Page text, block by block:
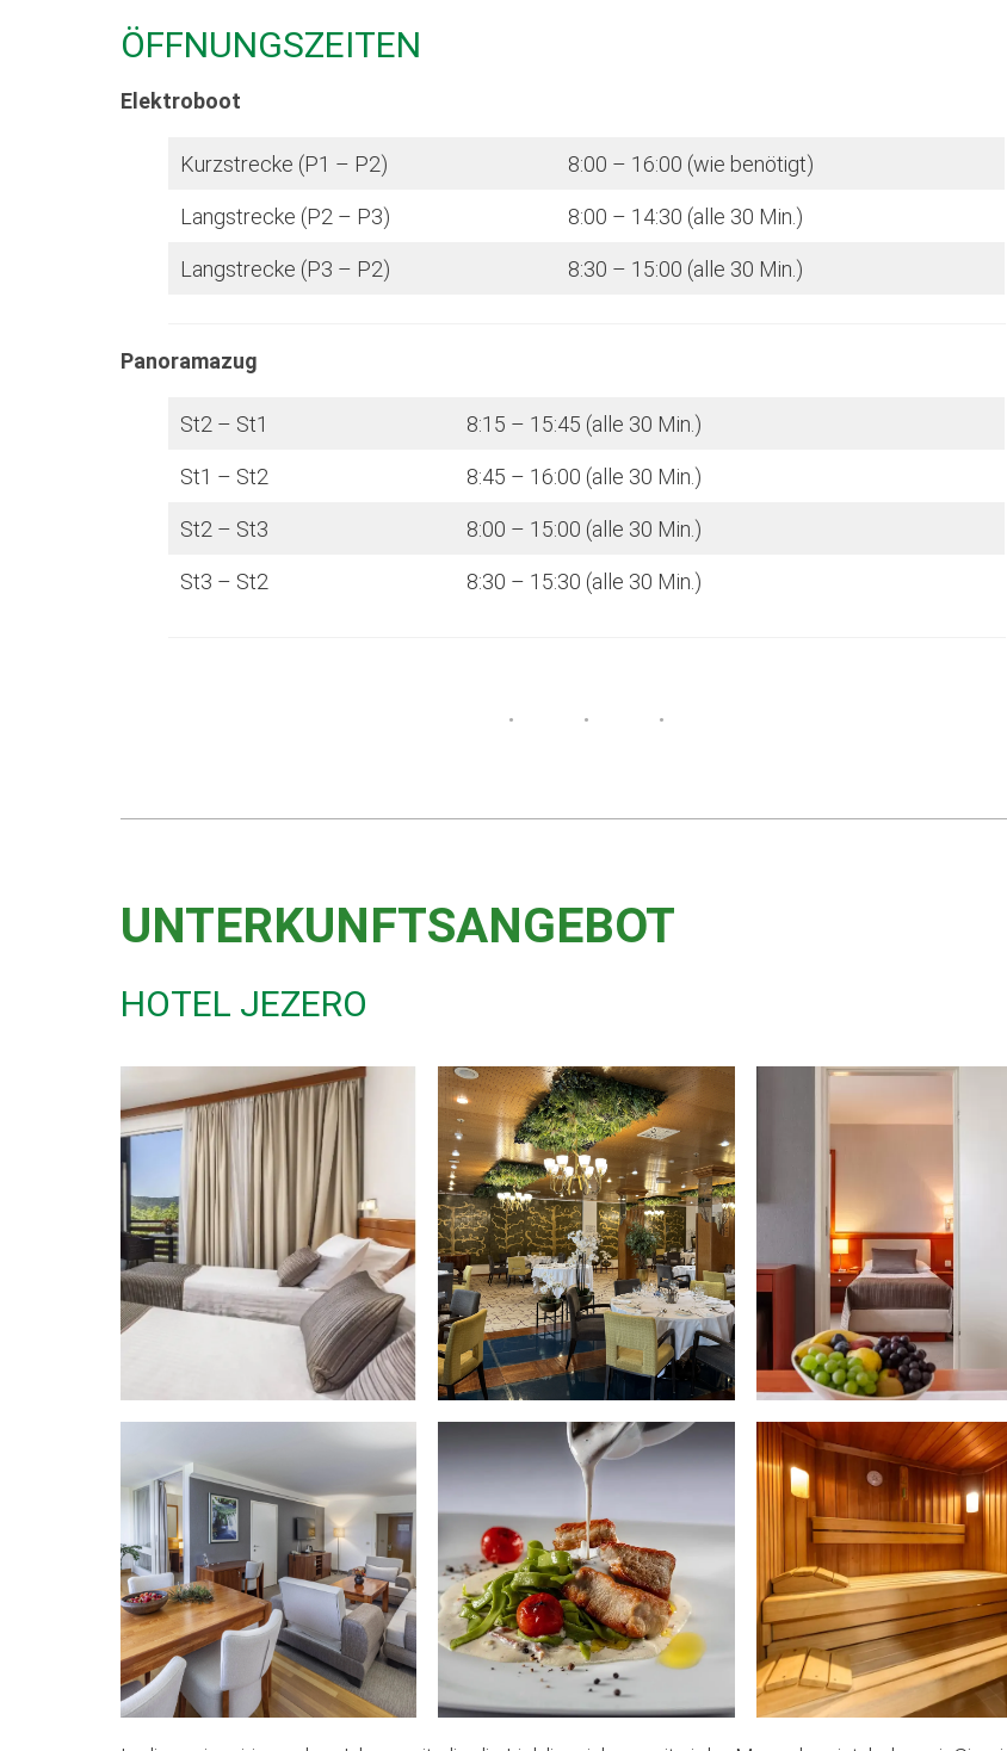
ÖFFNUNGSZEITEN
Elektroboot
Kurzstrecke (P1 – P2) 8:00 – 16:00 (wie benötigt)
Langstrecke (P2 – P3) 8:00 – 14:30 (alle 30 Min.)
Langstrecke (P3 – P2) 8:30 – 15:00 (alle 30 Min.)
Panoramazug
St2 – St1 8:15 – 15:45 (alle 30 Min.)
St1 – St2 8:45 – 16:00 (alle 30 Min.)
St2 – St3 8:00 – 15:00 (alle 30 Min.)
St3 – St2 8:30 – 15:30 (alle 30 Min.)
UNTERKUNFTSANGEBOT
HOTEL JEZERO